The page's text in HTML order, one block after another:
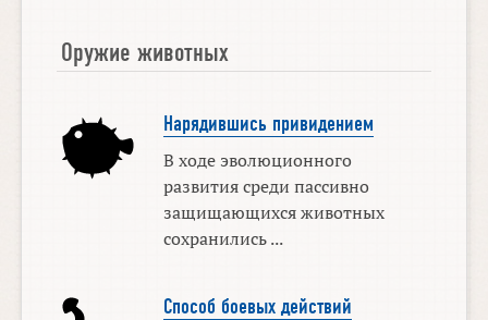
Оружие животных
Нарядившись привидением
В ходе эволюционного
развития среди пассивно
защищающихся животных
сохранились ...
Способ боевых действий